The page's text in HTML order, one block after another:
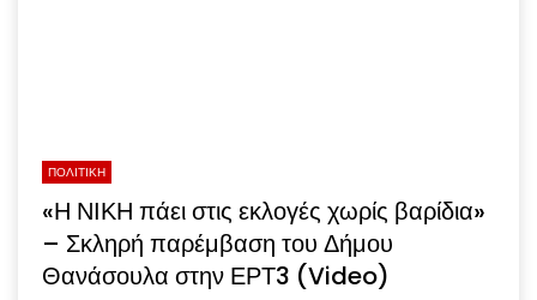
ΠΟΛΙΤΙΚΗ
«Η ΝΙΚΗ πάει στις εκλογές χωρίς βαρίδια»
– Σκληρή παρέμβαση του Δήμου
Θανάσουλα στην ΕΡΤ3 (Video)